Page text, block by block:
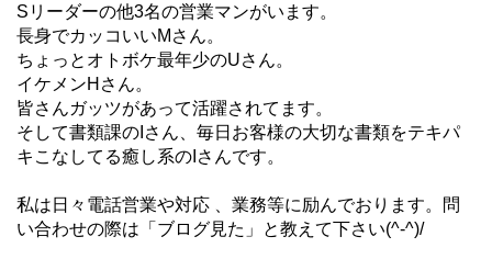
Sリーダーの他3名の営業マンがいます。
長身でカッコいいMさん。
ちょっとオトボケ最年少のUさん。
イケメンHさん。
皆さんガッツがあって活躍されてます。
そして書類課のIさん、毎日お客様の大切な書類をテキパ
キこなしてる癒し系のIさんです。
私は日々電話営業や対応 、業務等に励んでおります。問
い合わせの際は「ブログ見た」と教えて下さい(^-^)/